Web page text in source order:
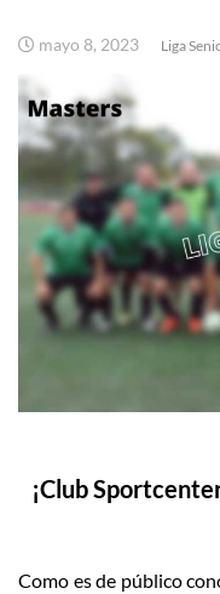
mayo 8, 2023 Liga
¡Club
Como es de público